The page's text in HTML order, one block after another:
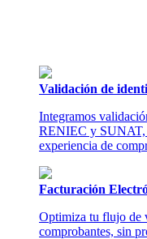
Validación de
Integramos
RENIEC y SUNAT,
experiencia de
Facturación
Optimiza tu flujo de
comprobantes, sin